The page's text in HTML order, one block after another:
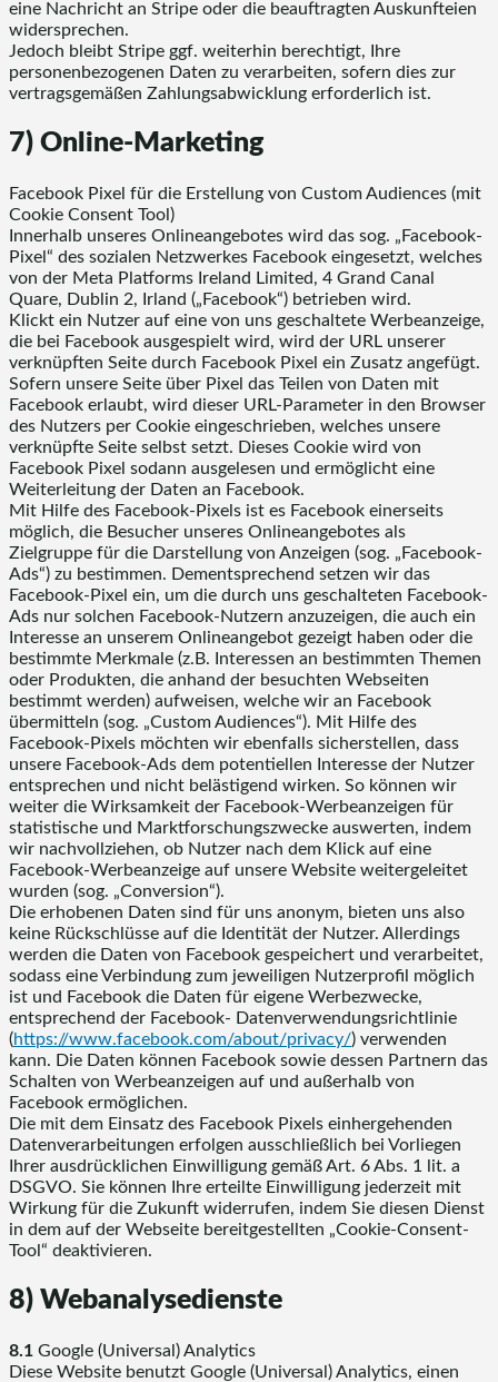
eine Nachricht an Stripe oder die beauftragten Auskunfteien
widersprechen.
Jedoch bleibt Stripe ggf. weiterhin berechtigt, Ihre
personenbezogenen Daten zu verarbeiten, sofern dies zur
vertragsgemäßen Zahlungsabwicklung erforderlich ist.
7) Online-Marketing
Facebook Pixel für die Erstellung von Custom Audiences (mit
Cookie Consent Tool)
Innerhalb unseres Onlineangebotes wird das sog. „Facebook-
Pixel“ des sozialen Netzwerkes Facebook eingesetzt, welches
von der Meta Platforms Ireland Limited, 4 Grand Canal
Quare, Dublin 2, Irland („Facebook“) betrieben wird.
Klickt ein Nutzer auf eine von uns geschaltete Werbeanzeige,
die bei Facebook ausgespielt wird, wird der URL unserer
verknüpften Seite durch Facebook Pixel ein Zusatz angefügt.
Sofern unsere Seite über Pixel das Teilen von Daten mit
Facebook erlaubt, wird dieser URL-Parameter in den Browser
des Nutzers per Cookie eingeschrieben, welches unsere
verknüpfte Seite selbst setzt. Dieses Cookie wird von
Facebook Pixel sodann ausgelesen und ermöglicht eine
Weiterleitung der Daten an Facebook.
Mit Hilfe des Facebook-Pixels ist es Facebook einerseits
möglich, die Besucher unseres Onlineangebotes als
Zielgruppe für die Darstellung von Anzeigen (sog. „Facebook-
Ads“) zu bestimmen. Dementsprechend setzen wir das
Facebook-Pixel ein, um die durch uns geschalteten Facebook-
Ads nur solchen Facebook-Nutzern anzuzeigen, die auch ein
Interesse an unserem Onlineangebot gezeigt haben oder die
bestimmte Merkmale (z.B. Interessen an bestimmten Themen
oder Produkten, die anhand der besuchten Webseiten
bestimmt werden) aufweisen, welche wir an Facebook
übermitteln (sog. „Custom Audiences“). Mit Hilfe des
Facebook-Pixels möchten wir ebenfalls sicherstellen, dass
unsere Facebook-Ads dem potentiellen Interesse der Nutzer
entsprechen und nicht belästigend wirken. So können wir
weiter die Wirksamkeit der Facebook-Werbeanzeigen für
statistische und Marktforschungszwecke auswerten, indem
wir nachvollziehen, ob Nutzer nach dem Klick auf eine
Facebook-Werbeanzeige auf unsere Website weitergeleitet
wurden (sog. „Conversion“).
Die erhobenen Daten sind für uns anonym, bieten uns also
keine Rückschlüsse auf die Identität der Nutzer. Allerdings
werden die Daten von Facebook gespeichert und verarbeitet,
sodass eine Verbindung zum jeweiligen Nutzerprofil möglich
ist und Facebook die Daten für eigene Werbezwecke,
entsprechend der Facebook- Datenverwendungsrichtlinie
(https://www.facebook.com/about/privacy/) verwenden
kann. Die Daten können Facebook sowie dessen Partnern das
Schalten von Werbeanzeigen auf und außerhalb von
Facebook ermöglichen.
Die mit dem Einsatz des Facebook Pixels einhergehenden
Datenverarbeitungen erfolgen ausschließlich bei Vorliegen
Ihrer ausdrücklichen Einwilligung gemäß Art. 6 Abs. 1 lit. a
DSGVO. Sie können Ihre erteilte Einwilligung jederzeit mit
Wirkung für die Zukunft widerrufen, indem Sie diesen Dienst
in dem auf der Webseite bereitgestellten „Cookie-Consent-
Tool“ deaktivieren.
8) Webanalysedienste
8.1 Google (Universal) Analytics
Diese Website benutzt Google (Universal) Analytics, einen